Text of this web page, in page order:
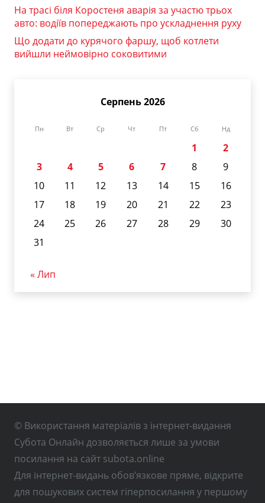
На трасі біля Коростеня аварія за участю трьох
авто: водіїв попереджають про ускладнення руху
Що додати до курячого фаршу, щоб котлети
вийшли неймовірно соковитими
Серпень 2026
Пн Вт Ср Чт Пт Сб Нд
1
2
3
4 5 6 7 8
9
10
11 12 13 14 15
16
17
18 19 20 21 22
23
24
25 26 27 28 29
30
31
« Лип
© Використання матеріалів з інтернет-видання
Субота Онлайн дозволяється лише за умови
посилання на сайт subota.online
Для інтернет-видань обов’язкове пряме, відкрите
для пошукових систем гіперпосилання у першому